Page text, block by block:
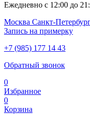
Ежедневно с 12:00 до
Москва Санкт-
Запись на примерку
+7 (985) 177 14 43
Обратный звонок
0
Избранное
0
Корзина